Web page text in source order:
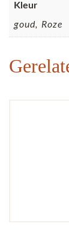
Kleur
goud, Roze